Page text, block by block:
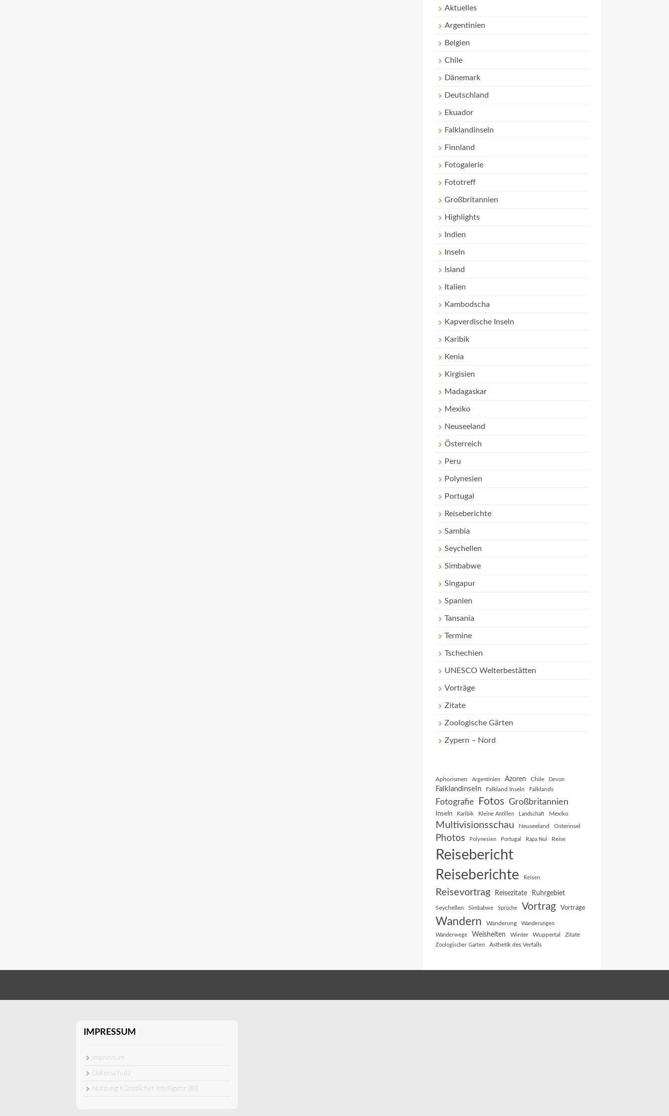
Aktuelles
Argentinien
Belgien
Chile
Dänemark
Deutschland
Ekuador
Falklandinseln
Finnland
Fotogalerie
Fototreff
Großbritannien
Highlights
Indien
Inseln
Island
Italien
Kambodscha
Kapverdische Inseln
Karibik
Kenia
Kirgisien
Madagaskar
Mexiko
Neuseeland
Österreich
Peru
Polynesien
Portugal
Reiseberichte
Sambia
Seychellen
Simbabwe
Singapur
Spanien
Tansania
Termine
Tschechien
UNESCO Welterbestätten
Vorträge
Zitate
Zoologische Gärten
Zypern – Nord
Aphorismen Argentinien Azoren Chile Devon
Falklandinseln Falkland Inseln Falklands
Fotografie Fotos Großbritannien
Inseln Karibik Kleine Antillen Landschaft Mexiko
Multivisionsschau Neuseeland Osterinsel
Photos Polynesien Portugal Rapa Nui Reise
Reisebericht
Reiseberichte Reisen
Reisevortrag Reisezitate Ruhrgebiet
Seychellen Simbabwe Sprüche Vortrag Vorträge
Wandern Wanderung Wanderungen
Wanderwege Weisheiten Winter Wuppertal Zitate
Zoologischer Garten Ästhetik des Verfalls
IMPRESSUM
Impressum
Datenschutz
Nutzung Künstlicher Intelligenz (KI)